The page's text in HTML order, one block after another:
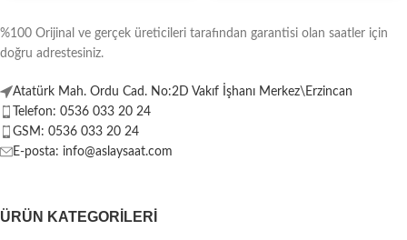
%100 Orijinal ve gerçek üreticileri tarafından garantisi olan saatler için
doğru adrestesiniz.
Atatürk Mah. Ordu Cad. No:2D Vakıf İşhanı Merkez\Erzincan
Telefon: 0536 033 20 24
GSM: 0536 033 20 24
E-posta: info@aslaysaat.com
ÜRÜN KATEGORILERI